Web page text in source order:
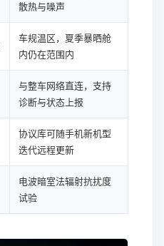
散热与噪声
车规温区，夏季暴晒舱
内仍在范围内
与整车网络直连，支持
诊断与状态上报
协议库可随手机新机型
迭代远程更新
电波暗室法辐射抗扰度
试验